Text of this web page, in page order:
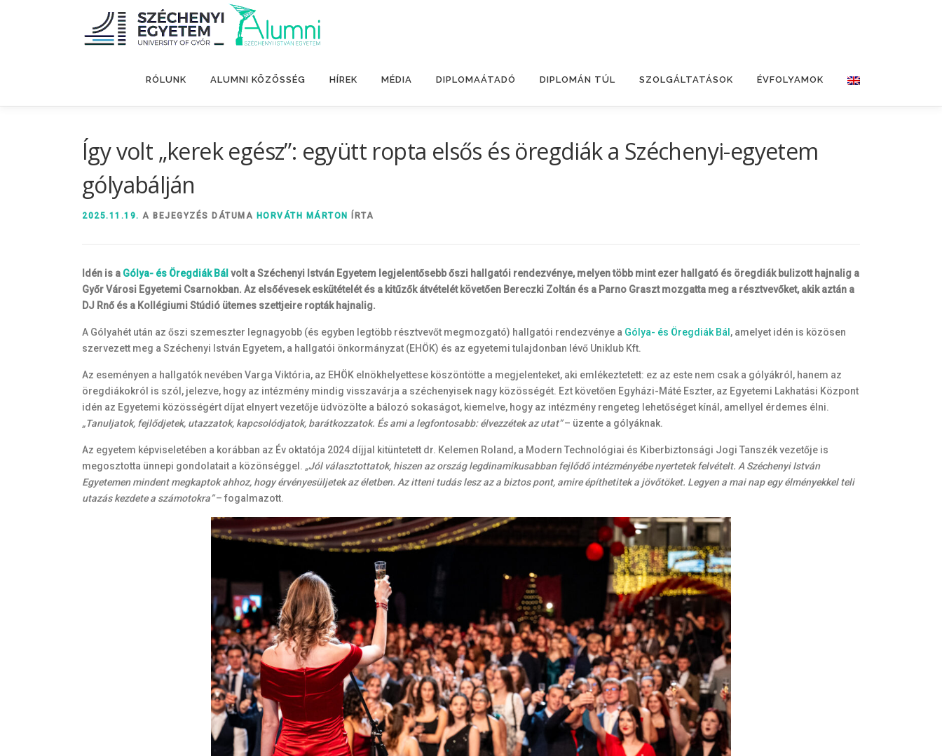
RÓLUNK ALUMNI KÖZÖSSÉG HÍREK MÉDIA DIPLOMAÁTADÓ DIPLOMÁN TÚL SZOLGÁLTATÁSOK ÉVFOLYAMOK
Így volt „kerek egész”: együtt ropta elsős és öregdiák a Széchenyi-egyetem
gólyabálján
2025.11.19. A BEJEGYZÉS DÁTUMA HORVÁTH MÁRTON ÍRTA
Idén is a Gólya- és Öregdiák Bál volt a Széchenyi István Egyetem legjelentősebb őszi hallgatói rendezvénye, melyen több mint ezer hallgató és öregdiák bulizott hajnalig a
Győr Városi Egyetemi Csarnokban. Az elsőévesek eskütételét és a kitűzők átvételét követően Bereczki Zoltán és a Parno Graszt mozgatta meg a résztvevőket, akik aztán a
DJ Rnő és a Kollégiumi Stúdió ütemes szettjeire ropták hajnalig.
A Gólyahét után az őszi szemeszter legnagyobb (és egyben legtöbb résztvevőt megmozgató) hallgatói rendezvénye a Gólya- és Öregdiák Bál , amelyet idén is közösen
szervezett meg a Széchenyi István Egyetem, a hallgatói önkormányzat (EHÖK) és az egyetemi tulajdonban lévő Uniklub Kft.
Az eseményen a hallgatók nevében Varga Viktória, az EHÖK elnökhelyettese köszöntötte a megjelenteket, aki emlékeztetett: ez az este nem csak a gólyákról, hanem az
öregdiákokról is szól, jelezve, hogy az intézmény mindig visszavárja a széchenyisek nagy közösségét. Ezt követően Egyházi-Máté Eszter, az Egyetemi Lakhatási Központ
idén az Egyetemi közösségért díjat elnyert vezetője üdvözölte a bálozó sokaságot, kiemelve, hogy az intézmény rengeteg lehetőséget kínál, amellyel érdemes élni.
„Tanuljatok, fejlődjetek, utazzatok, kapcsolódjatok, barátkozzatok. És ami a legfontosabb: élvezzétek az utat”– üzente a gólyáknak.
Az egyetem képviseletében a korábban az Év oktatója 2024 díjjal kitüntetett dr. Kelemen Roland, a Modern Technológiai és Kiberbiztonsági Jogi Tanszék vezetője is
megosztotta ünnepi gondolatait a közönséggel. „Jól választottatok, hiszen az ország legdinamikusabban fejlődő intézményébe nyertetek felvételt. A Széchenyi István
Egyetemen mindent megkaptok ahhoz, hogy érvényesüljetek az életben. Az itteni tudás lesz az a biztos pont, amire építhetitek a jövőtöket. Legyen a mai nap egy élményekkel teli
utazás kezdete a számotokra”– fogalmazott.